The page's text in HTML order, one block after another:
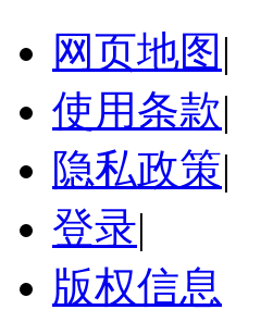
网页地图 |
使用条款|
隐私政策|
登录|
版权信息